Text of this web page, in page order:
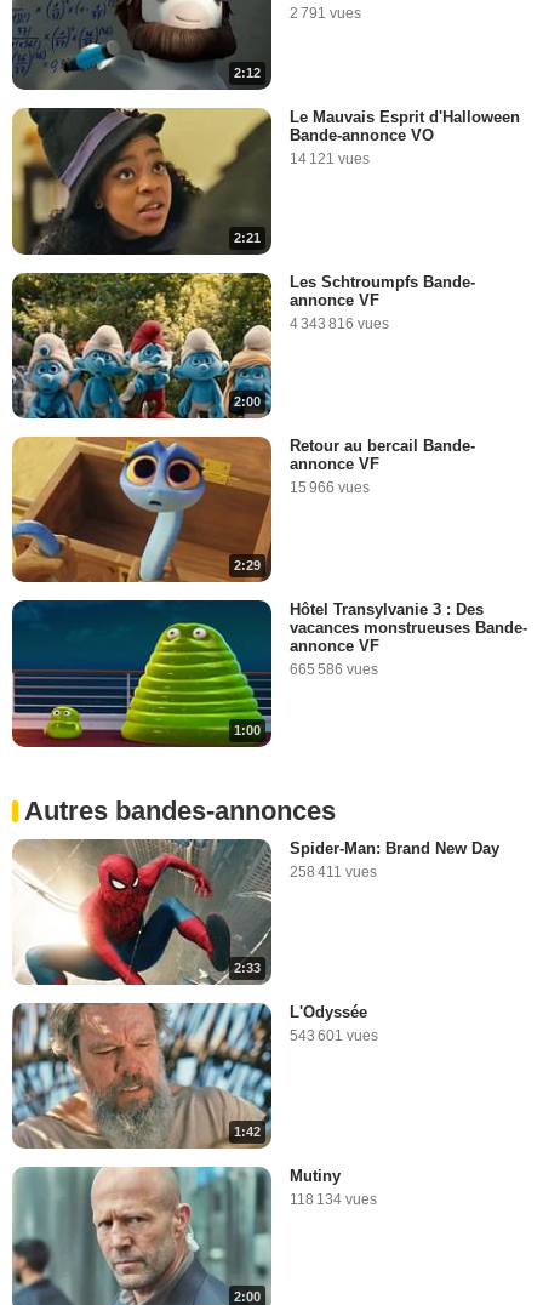
2:12
2 791 vues
2:21
Le Mauvais Esprit d'Halloween
Bande-annonce VO
14 121 vues
2:00
Les Schtroumpfs Bande-
annonce VF
4 343 816 vues
2:29
Retour au bercail Bande-
annonce VF
15 966 vues
1:00
Hôtel Transylvanie 3 : Des
vacances monstrueuses Bande-
annonce VF
665 586 vues
Autres bandes-annonces
2:33
Spider-Man: Brand New Day
258 411 vues
1:42
L'Odyssée
543 601 vues
2:00
Mutiny
118 134 vues